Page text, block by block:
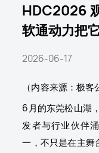
HDC2026
软通动力把
2026-06-17
（内容来源：极客
6月的东莞松山湖
发者与行业伙伴
一，不只是在主舞